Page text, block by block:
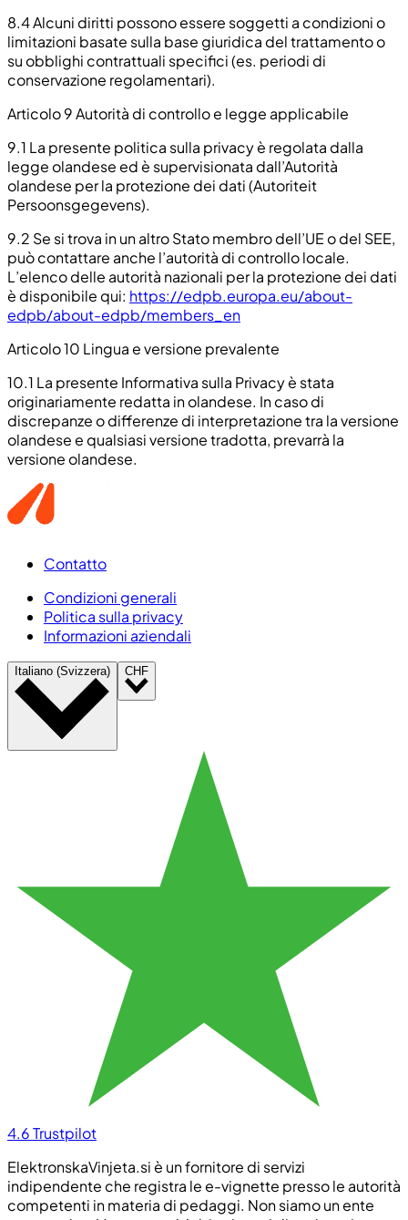
8.4Alcuni diritti possono essere soggetti a condizioni o
limitazioni basate sulla base giuridica del trattamento o
su obblighi contrattuali specifici (es. periodi di
conservazione regolamentari).
Articolo 9 Autorità di controllo e legge applicabile
9.1 La presente politica sulla privacy è regolata dalla
legge olandese ed è supervisionata dall’Autorità
olandese per la protezione dei dati (Autoriteit
Persoonsgegevens).
9.2 Se si trova in un altro Stato membro dell’UE o del SEE,
può contattare anche l’autorità di controllo locale.
L’elenco delle autorità nazionali per la protezione dei dati
è disponibile qui: https://edpb.europa.eu/about-
edpb/about-edpb/members_en
Articolo 10 Lingua e versione prevalente
10.1 La presente Informativa sulla Privacy è stata
originariamente redatta in olandese. In caso di
discrepanze o differenze di interpretazione tra la versione
olandese e qualsiasi versione tradotta, prevarrà la
versione olandese.
Contatto
Condizioni generali
Politica sulla privacy
Informazioni aziendali
Italiano (Svizzera) CHF
4.6Trustpilot
ElektronskaVinjeta.si è un fornitore di servizi
indipendente che registra le e-vignette presso le autorità
competenti in materia di pedaggi. Non siamo un ente